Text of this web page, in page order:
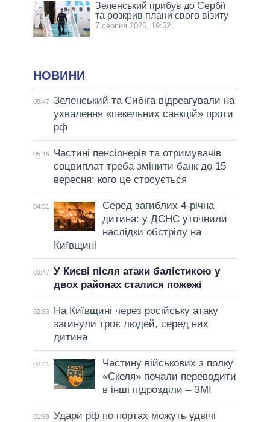
Зеленський прибув до Сербії
та розкрив плани свого візиту
7 серпня 2026, 19:52
НОВИНИ
08:47 Зеленський та Сибіга відреагували на
ухвалення «пекельних санкцій» проти
рф
05:15
Частині пенсіонерів та отримувачів
соцвиплат треба змінити банк до 15
вересня: кого це стосується
04:51
Серед загиблих 4-річна
дитина: у ДСНС уточнили
наслідки обстрілу на
Київщині
03:47 У Києві після атаки балістикою у
двох районах сталися пожежі
02:53
На Київщині через російську атаку
загинули троє людей, серед них
дитина
02:41
Частину військових з полку
«Скеля» почали переводити
в інші підрозділи – ЗМІ
01:59 Удари рф по портах можуть удвічі